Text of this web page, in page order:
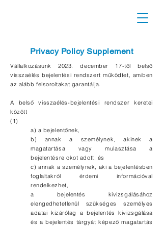
Privacy Policy Supplement
Vállalkozásunk 2023. december 17-től belső
visszaélés bejelentési rendszert működtet, amiben
az alább felsoroltakat garantálja.
A belső visszaélés-bejelentési rendszer keretei
között
(1)
a) a bejelentőnek,
b) annak a személynek, akinek a
magatartása vagy mulasztása a
bejelentésre okot adott, és
c) annak a személynek, aki a bejelentésben
foglaltakról érdemi információval
rendelkezhet,
a bejelentés kivizsgálásához
elengedhetetlenül szükséges személyes
adatai kizárólag a bejelentés kivizsgálása
és a bejelentés tárgyát képező magatartás